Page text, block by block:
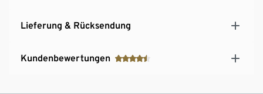
Lieferung & Rücksendung
Kundenbewertungen